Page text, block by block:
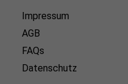
Impressum
AGB
FAQs
Datenschutz